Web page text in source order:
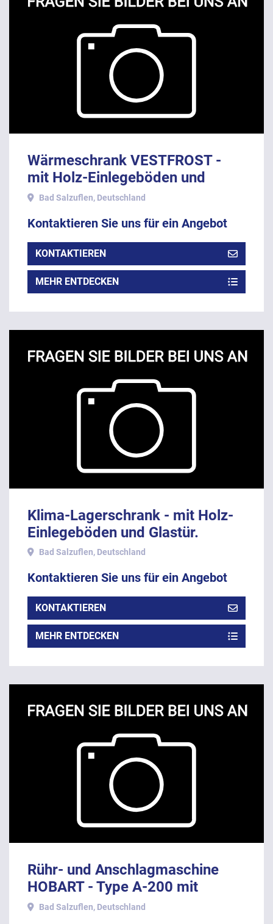
Wärmeschrank VESTFROST -
mit Holz-Einlegeböden und
Glastür
Bad Salzuflen, Deutschland
Kontaktieren Sie uns für ein Angebot
KONTAKTIEREN
MEHR ENTDECKEN
Klima-Lagerschrank - mit Holz-
Einlegeböden und Glastür.
Bad Salzuflen, Deutschland
Kontaktieren Sie uns für ein Angebot
KONTAKTIEREN
MEHR ENTDECKEN
Rühr- und Anschlagmaschine
HOBART - Type A-200 mit
Edelstahlkessel und Knethaken.
Bad Salzuflen, Deutschland